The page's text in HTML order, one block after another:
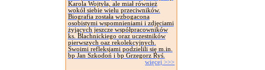
Karola Wojtyła, ale miał również
wokół siebie wielu przeciwników.
Biografia została wzbogacona
osobistymi wspomnieniami i zdjęciami
żyjących jeszcze współpracowników
ks. Blachnickiego oraz uczestników
pierwszych oaz rekolekcyjnych.
Swoimi refleksjami podzielili się m.in.
bp Jan Szkodoń i bp Grzegorz Ryś.
więcej >>>